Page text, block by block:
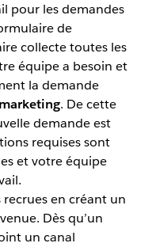
pour les demandes
de
collecte toutes les
équipe a besoin et
la demande
. De cette
demande est
requises sont
et votre équipe
en créant un
Dès qu’un
un canal